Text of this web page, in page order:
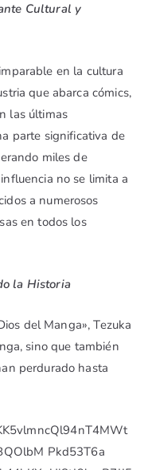
Cultural y
en la cultura
que abarca cómics,
las últimas
parte significativa de
miles de
no se limita a
a numerosos
en todos los
la Historia
del Manga», Tezuka
sino que también
perdurado hasta